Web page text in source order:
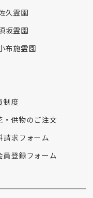
久霊園
坂霊園
布施霊園
制度
・供物のご注文
請求フォーム
員登録フォーム